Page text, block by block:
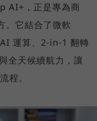
AI+，正是專為商
。它結合了微軟
運算、2-in-1 翻轉
全天候續航力，讓
程。